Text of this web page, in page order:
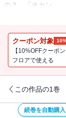
の？」「オカン……
をこなせているし
りを通じて、“優
クーポン対象
【10%OFFクーポ
フロアで使える
この作品の1巻
続巻を自動購入